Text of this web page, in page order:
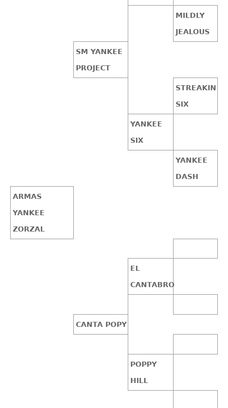
MILDLY
JEALOUS
SM YANKEE
PROJECT
STREAKIN
SIX
YANKEE
SIX
YANKEE
DASH
ARMAS
YANKEE
ZORZAL
EL
CANTABRO
CANTA POPY
POPPY
HILL